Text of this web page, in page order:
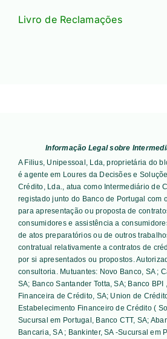
Livro de Reclamações
Informação Legal sobre
A Filius, Unipessoal, Lda, proprietária do
é agente em Loures da Decisões e
Crédito, Lda., atua como Intermediário de
registado junto do Banco de Portugal com
para apresentação ou proposta de
consumidores e assistência a
de atos preparatórios ou de outros
contratual relativamente a contratos de
por si apresentados ou propostos.
consultoria. Mutuantes: Novo Banco, SA ;
SA; Banco Santander Totta, SA; Banco
Financeira de Crédito, SA; Union de
Estabelecimento Financeiro de Crédito (
Sucursal em Portugal, Banco CTT, SA;
Bancaria, SA ; Bankinter, SA -Sucursal em